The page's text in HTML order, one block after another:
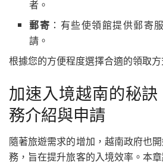
者。
郵寄 ：有些使領館提供郵寄
請。
根據您的方便程度選擇合適的領取方
加速入境越南的秘
務介紹與申請
隨著旅遊需求的增加，越南政府也
務，旨在提升旅客的入境效率。本